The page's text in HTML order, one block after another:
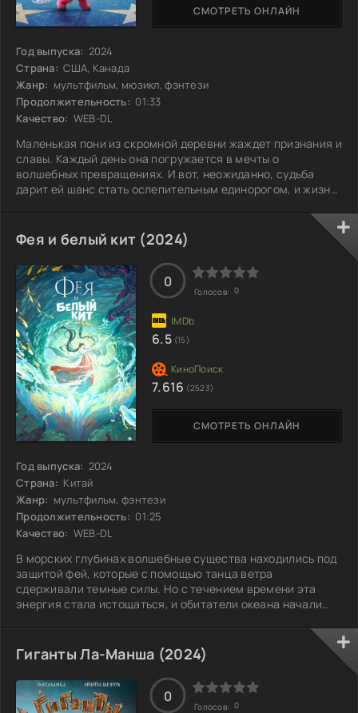
Год выпуска: 2024
Страна: США, Канада
Жанр: мультфильм, мюзикл, фэнтези
Продолжительность: 01:33
Качество: WEB-DL
Маленькая пони из скромной деревни жаждет признания и
славы. Каждый день она погружается в мечты о
волшебных превращениях. И вот, неожиданно, судьба
дарит ей шанс стать ослепительным единорогом, и жизнь
событием. Но с новым статусом приходят и трудности.
Оказавшись под пристальным вниманием, ей становится
сложно оставаться самой собой, ведь ежедневные
ожидания окружающих лишь увеличиваются. В мире, где
СМОТРЕТЬ ОНЛАЙН
Фея и белый кит (2024)
Год выпуска: 2024
Страна: Китай
Жанр: мультфильм, фэнтези
Продолжительность: 01:25
Качество: WEB-DL
В морских глубинах волшебные существа находились под
защитой фей, которые с помощью танца ветра
сдерживали темные силы. Но с течением времени эта
энергия стала истощаться, и обитатели океана начали
судьба теперь зависит от хрупкой, но решительной феи,
которая должна найти того, кто сможет танцевать с ней,
чтобы скрыть морского гиганта от жадных браконьеров.
Молодая чародейка отправляется в рискованное
путешествие, полное испытаний и загадок, в
СМОТРЕТЬ ОНЛАЙН
0
Голосов: 0
6.5 (15)
7.616 (2523)
Гиганты Ла-Манша (2024)
0
Голосов: 0